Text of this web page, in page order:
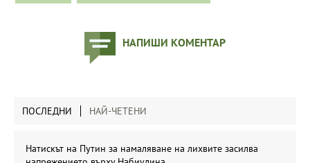
НАПИШИ КОМЕНТАР
ПОСЛЕДНИ НАЙ-ЧЕТЕНИ
Натискът на Путин за намаляване на лихвите засилва